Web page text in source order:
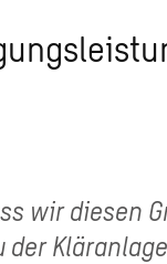
wir diesen
der